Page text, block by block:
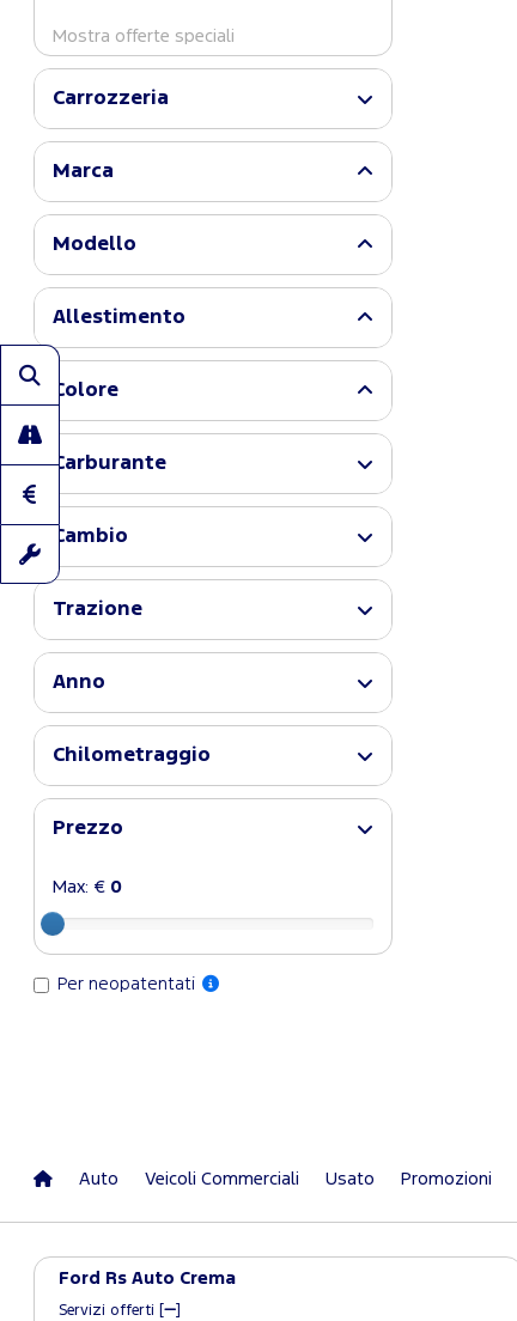
Mostra offerte speciali
Carrozzeria
Marca
Modello
Allestimento
Colore
Carburante
Cambio
Trazione
Anno
Chilometraggio
Prezzo
Max: € 0
Per neopatentati
Auto Veicoli Commerciali Usato Promozioni
Ford Rs Auto Crema
Servizi offerti [